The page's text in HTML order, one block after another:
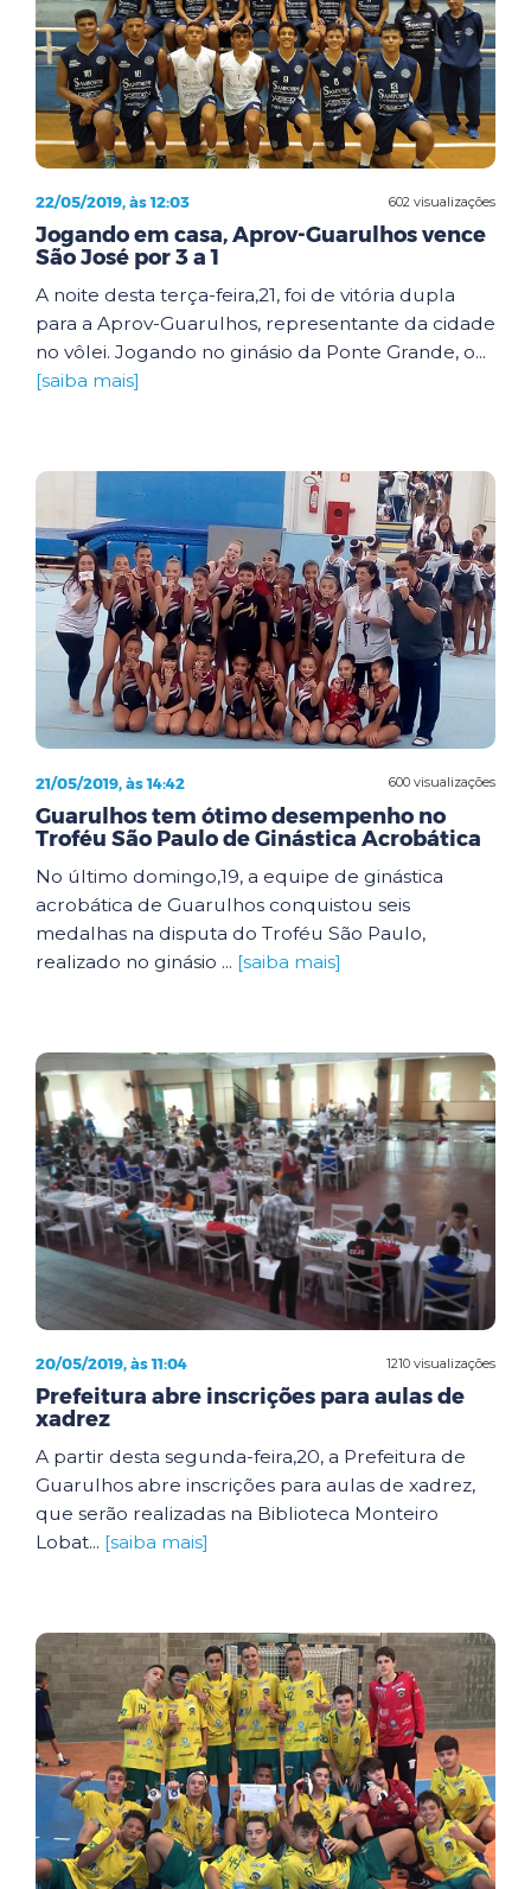
602 visualizações
22/05/2019, às 12:03
Jogando em casa, Aprov-Guarulhos vence
São José por 3 a 1
A noite desta terça-feira,21, foi de vitória dupla
para a Aprov-Guarulhos, representante da cidade
no vôlei. Jogando no ginásio da Ponte Grande, o...
[saiba mais]
600 visualizações
21/05/2019, às 14:42
Guarulhos tem ótimo desempenho no
Troféu São Paulo de Ginástica Acrobática
No último domingo,19, a equipe de ginástica
acrobática de Guarulhos conquistou seis
medalhas na disputa do Troféu São Paulo,
realizado no ginásio ... [saiba mais]
1210 visualizações
20/05/2019, às 11:04
Prefeitura abre inscrições para aulas de
xadrez
A partir desta segunda-feira,20, a Prefeitura de
Guarulhos abre inscrições para aulas de xadrez,
que serão realizadas na Biblioteca Monteiro
Lobat... [saiba mais]